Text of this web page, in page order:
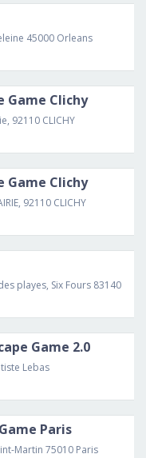
45000 Orleans
Game Clichy
92110 CLICHY
Game Clichy
92110 CLICHY
playes, Six Fours 83140
Game 2.0
Lebas
Paris
Martin 75010 Paris